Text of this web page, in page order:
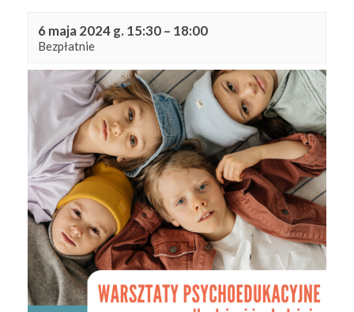
6 maja 2024 g. 15:30– 18:00
Bezpłatnie